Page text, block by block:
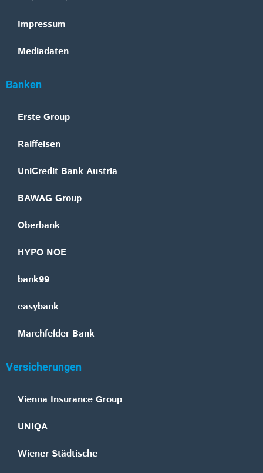
Impressum
Mediadaten
Banken
Erste Group
Raiffeisen
UniCredit Bank Austria
BAWAG Group
Oberbank
HYPO NOE
bank99
easybank
Marchfelder Bank
Versicherungen
Vienna Insurance Group
UNIQA
Wiener Städtische